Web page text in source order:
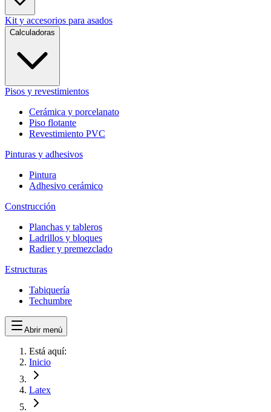
Kit y accesorios para asados
Calculadoras
Pisos y revestimientos
Cerámica y porcelanato
Piso flotante
Revestimiento PVC
Pinturas y adhesivos
Pintura
Adhesivo cerámico
Construcción
Planchas y tableros
Ladrillos y bloques
Radier y premezclado
Estructuras
Tabiquería
Techumbre
Abrir menú
Está aquí:
Inicio
Latex